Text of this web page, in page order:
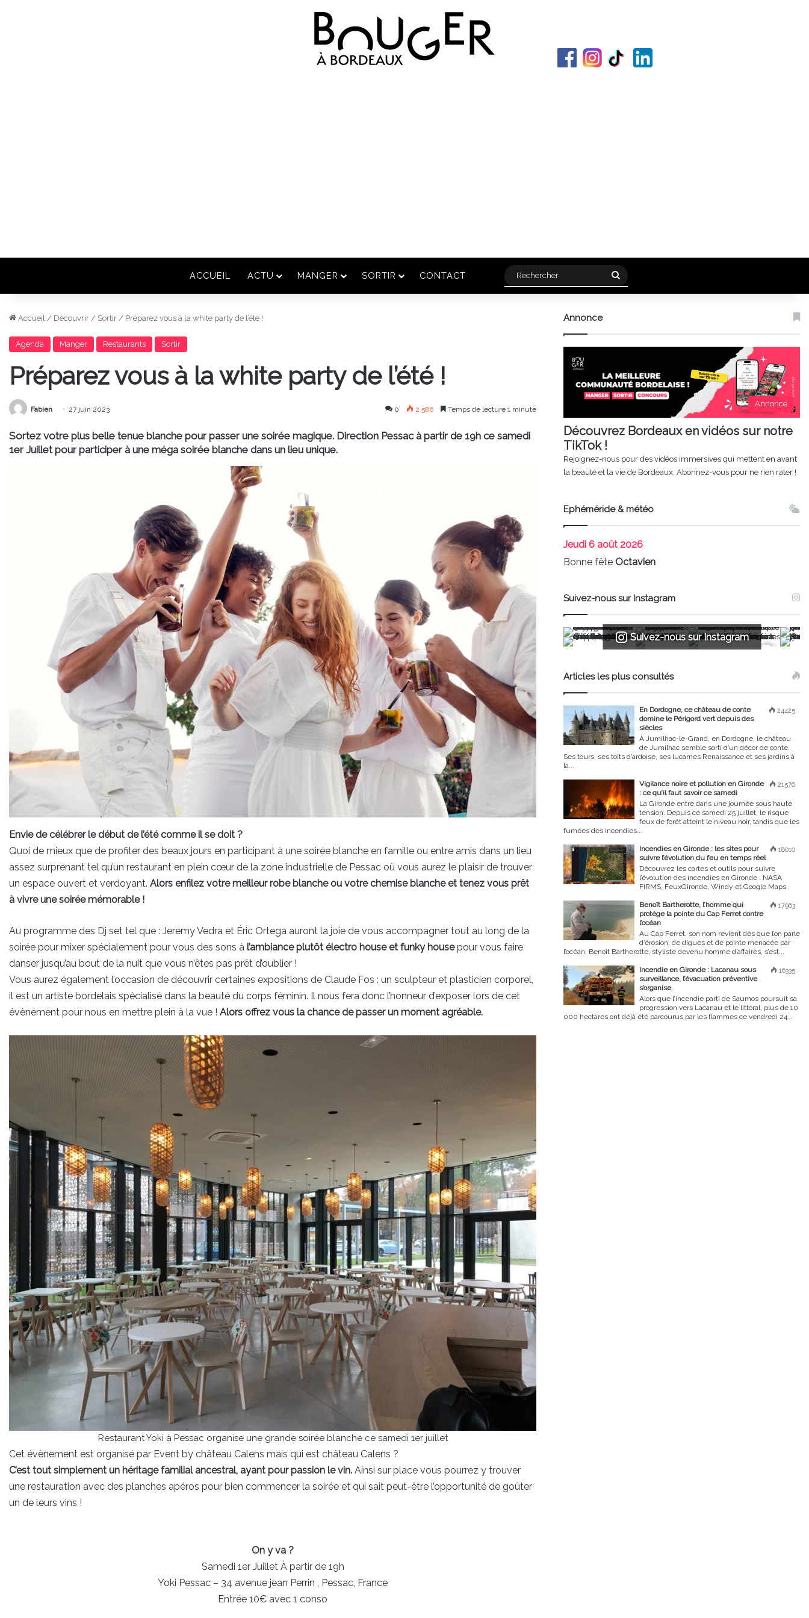
ACCUEIL ACTU MANGER SORTIR CONTACT Rechercher
Accueil / Découvrir / Sortir / Préparez vous à la white party de l’été !
Agenda Manger Restaurants Sortir
Préparez vous à la white party de l’été !
Fabien 27 juin 2023 0 2 586 Temps de lecture 1 minute
Sortez votre plus belle tenue blanche pour passer une soirée magique. Direction Pessac à partir de 19h ce samedi
1er Juillet pour participer à une méga soirée blanche dans un lieu unique.
Envie de célébrer le début de l’été comme il se doit ?
Quoi de mieux que de profiter des beaux jours en participant à une soirée blanche en famille ou entre amis dans un lieu
assez surprenant tel qu’un restaurant en plein cœur de la zone industrielle de Pessac où vous aurez le plaisir de trouver
un espace ouvert et verdoyant. Alors enfilez votre meilleur robe blanche ou votre chemise blanche et tenez vous prêt
à vivre une soirée mémorable !
Au programme des Dj set tel que : Jeremy Vedra et Éric Ortega auront la joie de vous accompagner tout au long de la
soirée pour mixer spécialement pour vous des sons à l’ambiance plutôt électro house et funky housepour vous faire
danser jusqu’au bout de la nuit que vous n’êtes pas prêt d’oublier !
Vous aurez également l’occasion de découvrir certaines expositions de Claude Fos : un sculpteur et plasticien corporel,
il est un artiste bordelais spécialisé dans la beauté du corps féminin. Il nous fera donc l’honneur d’exposer lors de cet
évènement pour nous en mettre plein à la vue ! Alors offrez vous la chance de passer un moment agréable.
Restaurant Yoki à Pessac organise une grande soirée blanche ce samedi 1er juillet
Cet évènement est organisé par Event by château Calens mais qui est château Calens ?
C’est tout simplement un héritage familial ancestral, ayant pour passion le vin. Ainsi sur place vous pourrez y trouver
une restauration avec des planches apéros pour bien commencer la soirée et qui sait peut-être l’opportunité de goûter
un de leurs vins !
On y va ?
Samedi 1er Juillet À partir de 19h
Yoki Pessac – 34 avenue jean Perrin , Pessac, France
Entrée 10€ avec 1 conso
Annonce
Annonce
Découvrez Bordeaux en vidéos sur notre
TikTok !
Rejoignez-nous pour des vidéos immersives qui mettent en avant
la beauté et la vie de Bordeaux. Abonnez-vous pour ne rien rater !
Ephéméride & météo
Jeudi 6 août 2026
Bonne fête Octavien
Suivez-nous sur Instagram
Suivez-nous sur Instagram
Articles les plus consultés
24425
En Dordogne, ce château de conte
domine le Périgord vert depuis des
siècles
À Jumilhac-le-Grand, en Dordogne, le château
de Jumilhac semble sorti d’un décor de conte.
Ses tours, ses toits d’ardoise, ses lucarnes Renaissance et ses jardins à
la...
21576
Vigilance noire et pollution en Gironde
: ce qu’il faut savoir ce samedi
La Gironde entre dans une journée sous haute
tension. Depuis ce samedi 25 juillet, le risque
feux de forêt atteint le niveau noir, tandis que les
fumées des incendies...
18010
Incendies en Gironde : les sites pour
suivre l’évolution du feu en temps réel
Découvrez les cartes et outils pour suivre
l’évolution des incendies en Gironde : NASA
FIRMS, FeuxGironde, Windy et Google Maps.
17963
Benoît Bartherotte, l’homme qui
protège la pointe du Cap Ferret contre
l’océan
Au Cap Ferret, son nom revient dès que l’on parle
d’érosion, de digues et de pointe menacée par
l’océan. Benoît Bartherotte, styliste devenu homme d’affaires, s’est...
16335
Incendie en Gironde : Lacanau sous
surveillance, l’évacuation préventive
s’organise
Alors que l’incendie parti de Saumos poursuit sa
progression vers Lacanau et le littoral, plus de 10
000 hectares ont déjà été parcourus par les flammes ce vendredi 24...